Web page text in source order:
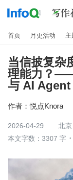
首页 月更活动 主
当信披复杂
理能力？
与 AI Agent
作者： 悦点Knora
2026-04-29
北京
本文字数：3307 字